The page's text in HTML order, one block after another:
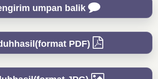
umpan balik
PDF)